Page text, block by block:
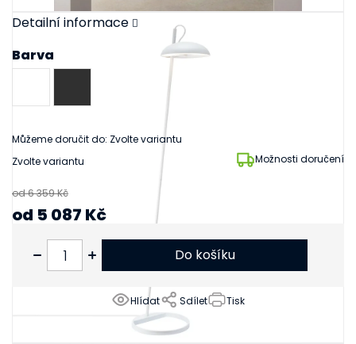
Zvolte variantu Možnosti doručení
Barva
Můžeme doručit do: Zvolte variantu
Detailní informace
Tisk
Hlídat Sdílet
od 6 359 Kč
od 5 087 Kč
Do košíku